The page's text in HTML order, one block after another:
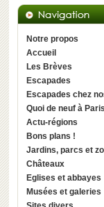
Notre propos
Accueil
Les Brèves
Escapades
Quoi de neuf à
Actu-régions
Bons plans !
Jardins, parcs et
Châteaux
Eglises et abbayes
Musées et galeries